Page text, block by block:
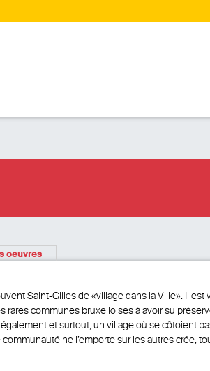
oeuvres
Saint-Gilles de «village dans la Ville». Il est
rares communes bruxelloises à avoir su
et surtout, un village où se côtoient
ne l’emporte sur les autres crée,